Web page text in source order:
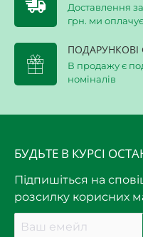
Доставлення
грн. ми
ПОДАРУНКОВІ
В продажу є
номіналів
БУДЬТЕ В КУРСІ
Підпишіться на
розсилку корисних
емейл